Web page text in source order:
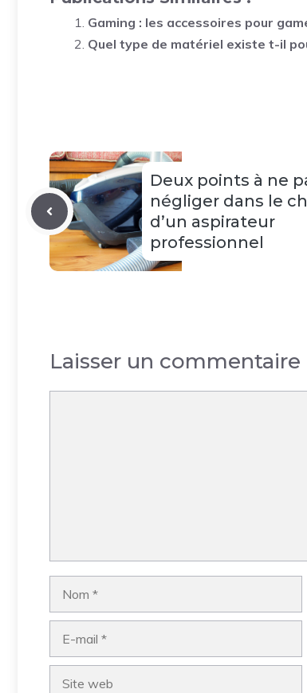
Gaming : les accessoires pour
Quel type de matériel existe t-il
Deux points à ne
négliger dans le
d’un aspirateur
professionnel
Laisser un commentaire